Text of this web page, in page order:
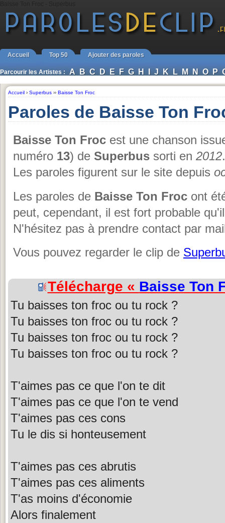
Accueil Top 50 Ajouter des paroles
Parcourir les Artistes : A B C D E F G H I J K L M N O P
Accueil › Superbus ›› Baisse Ton Froc
Paroles de Baisse Ton
Baisse Ton Froc est une chanson
numéro 13) de Superbus sorti en 2012.
Les paroles figurent sur le site depuis
Les paroles de Baisse Ton Froc ont
peut, cependant, il est fort probable
N'hésitez pas à prendre contact par
Vous pouvez regarder le clip de
Télécharge « Baisse Ton
Tu baisses ton froc ou tu rock ?
Tu baisses ton froc ou tu rock ?
Tu baisses ton froc ou tu rock ?
Tu baisses ton froc ou tu rock ?
T'aimes pas ce que l'on te dit
T'aimes pas ce que l'on te vend
T'aimes pas ces cons
Tu le dis si honteusement
T'aimes pas ces abrutis
T'aimes pas ces aliments
T'as moins d'économie
Alors finalement